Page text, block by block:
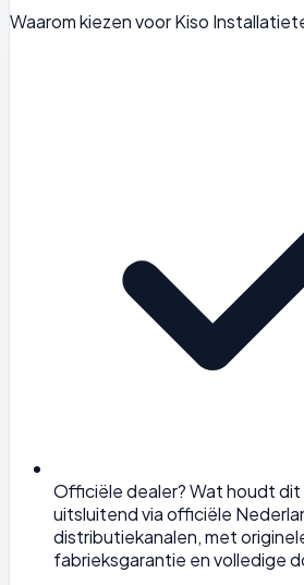
Waarom kiezen voor Kiso
Officiële dealer? Wat houdt dit
uitsluitend via officiële
distributiekanalen, met
fabrieksgarantie en volledige